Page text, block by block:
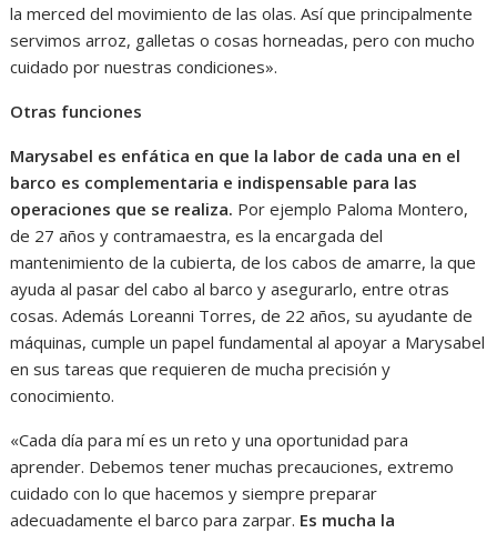
la merced del movimiento de las olas. Así que principalmente
servimos arroz, galletas o cosas horneadas, pero con mucho
cuidado por nuestras condiciones».
Otras funciones
Marysabel es enfática en que la labor de cada una en el
barco es complementaria e indispensable para las
operaciones que se realiza. Por ejemplo Paloma Montero,
de 27 años y contramaestra, es la encargada del
mantenimiento de la cubierta, de los cabos de amarre, la que
ayuda al pasar del cabo al barco y asegurarlo, entre otras
cosas. Además Loreanni Torres, de 22 años, su ayudante de
máquinas, cumple un papel fundamental al apoyar a Marysabel
en sus tareas que requieren de mucha precisión y
conocimiento.
«Cada día para mí es un reto y una oportunidad para
aprender. Debemos tener muchas precauciones, extremo
cuidado con lo que hacemos y siempre preparar
adecuadamente el barco para zarpar. Es mucha la